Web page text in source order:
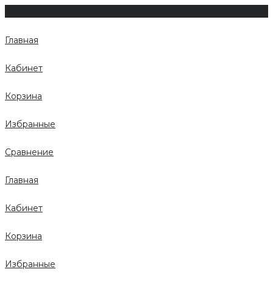
Главная
Кабинет
Корзина
Избранные
Сравнение
Главная
Кабинет
Корзина
Избранные